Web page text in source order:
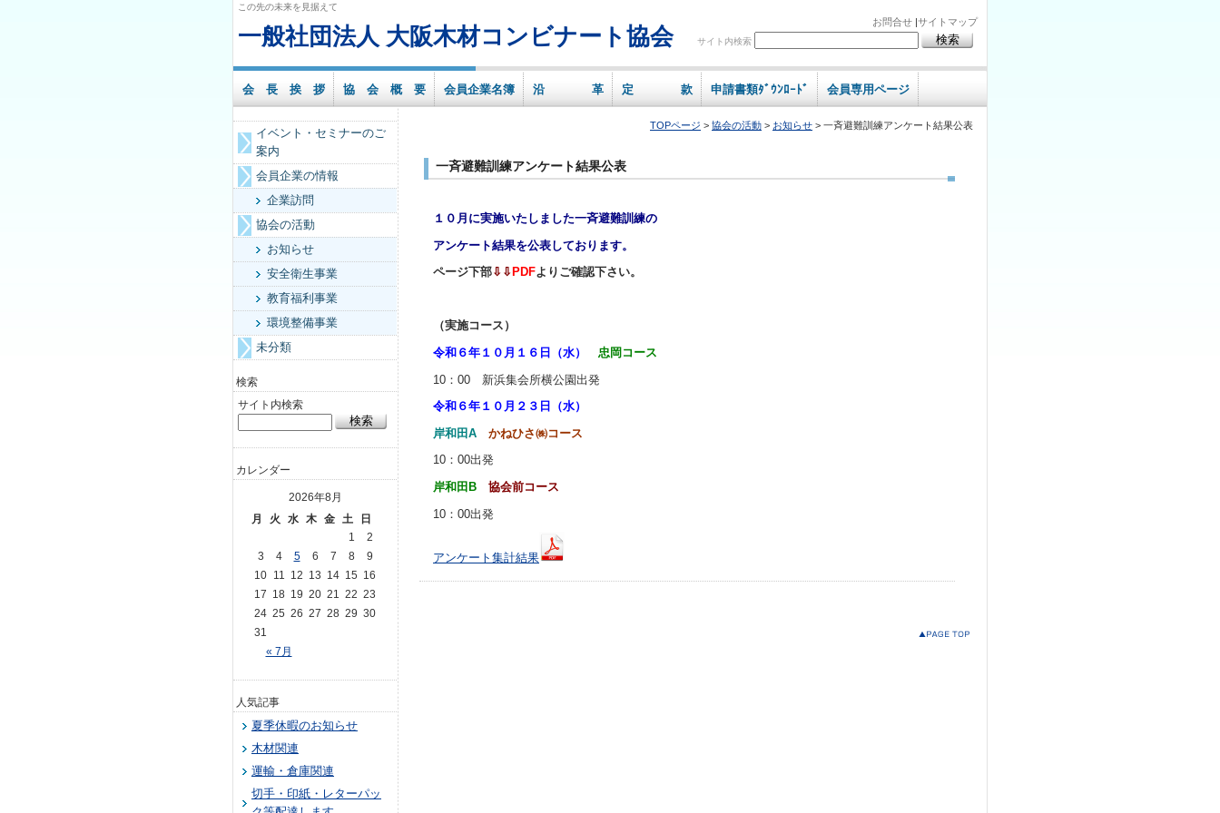
この先の未来を見据えて
一般社団法人 大阪木材コンビナート協会
お問合せ |サイトマップ
サイト内検索
会 長 挨 拶 協 会 概 要 会員企業名簿 沿 革 定 款 申請書類ﾀﾞｳﾝﾛｰﾄﾞ 会員専用ページ
TOPページ > 協会の活動 > お知らせ > 一斉避難訓練アンケート結果公表
一斉避難訓練アンケート結果公表
１０月に実施いたしました一斉避難訓練の
アンケート結果を公表しております。
ページ下部⇩⇩ PDFよりご確認下さい。
（実施コース）
令和６年１０月１６日（水） 忠岡コース
10：00 新浜集会所横公園出発
令和６年１０月２３日（水）
岸和田A かねひさ㈱コース
10：00出発
岸和田B
協会前コース
10：00出発
アンケート集計結果
イベント・セミナーのご
案内
会員企業の情報
企業訪問
協会の活動
お知らせ
安全衛生事業
教育福利事業
環境整備事業
未分類
検索
サイト内検索
カレンダー
2026年8月
月
火 水 木 金 土 日
« 7月
1
2
3
4 5 6 7 8
9
10 11 12 13 14 15 16
17 18 19 20 21 22 23
24 25 26 27 28 29 30
31
人気記事
夏季休暇のお知らせ
木材関連
運輸・倉庫関連
切手・印紙・レターパッ